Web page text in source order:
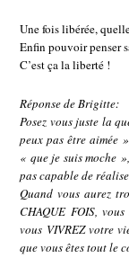
Une fois libérée,
Enfin pouvoir penser
C’est ça la liberté !
Réponse de Brigitte:
Posez vous juste la
peux pas être aimée
« que je suis moche
pas capable de
Quand vous aurez
CHAQUE FOIS,
vous VIVREZ votre
que vous êtes tout le